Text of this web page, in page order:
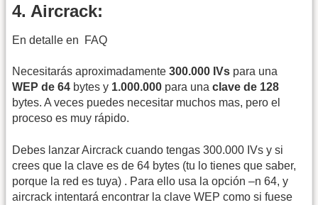
4. Aircrack:
En detalle en FAQ
Necesitarás aproximadamente 300.000 IVs para una
WEP de 64 bytes y 1.000.000 para una clave de 128
bytes. A veces puedes necesitar muchos mas, pero el
proceso es muy rápido.
Debes lanzar Aircrack cuando tengas 300.000 IVs y si
crees que la clave es de 64 bytes (tu lo tienes que saber,
porque la red es tuya) . Para ello usa la opción –n 64, y
aircrack intentará encontrar la clave WEP como si fuese